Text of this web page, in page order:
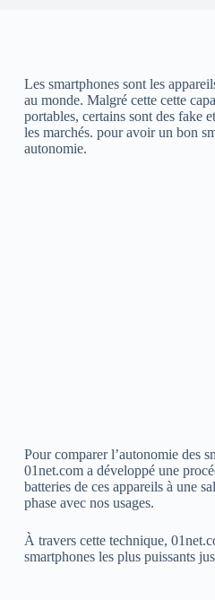
Les smartphones sont les
au monde. Malgré cette cette
portables, certains sont des fake
les marchés. pour avoir un bon
autonomie.
Pour comparer l’autonomie des
01net.com a développé une
batteries de ces appareils à une
phase avec nos usages.
À travers cette technique,
smartphones les plus puissants